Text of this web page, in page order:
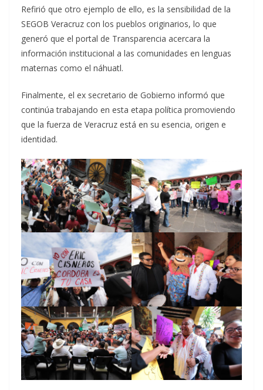
Refirió que otro ejemplo de ello, es la sensibilidad de la
SEGOB Veracruz con los pueblos originarios, lo que
generó que el portal de Transparencia acercara la
información institucional a las comunidades en lenguas
maternas como el náhuatl.
Finalmente, el ex secretario de Gobierno informó que
continúa trabajando en esta etapa política promoviendo
que la fuerza de Veracruz está en su esencia, origen e
identidad.